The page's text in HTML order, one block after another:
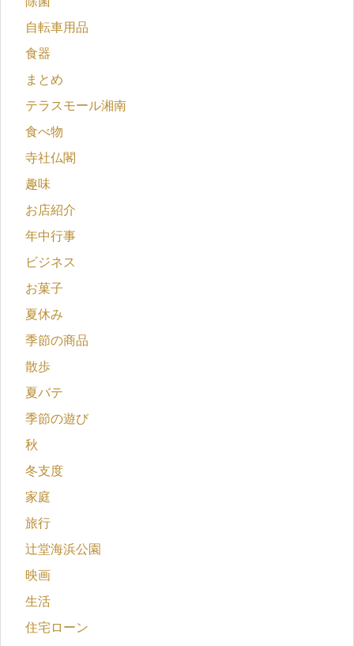
自転車用品
食器
まとめ
テラスモール湘南
食べ物
寺社仏閣
趣味
お店紹介
年中行事
ビジネス
お菓子
夏休み
季節の商品
散歩
夏バテ
季節の遊び
秋
冬支度
家庭
旅行
辻堂海浜公園
映画
生活
住宅ローン